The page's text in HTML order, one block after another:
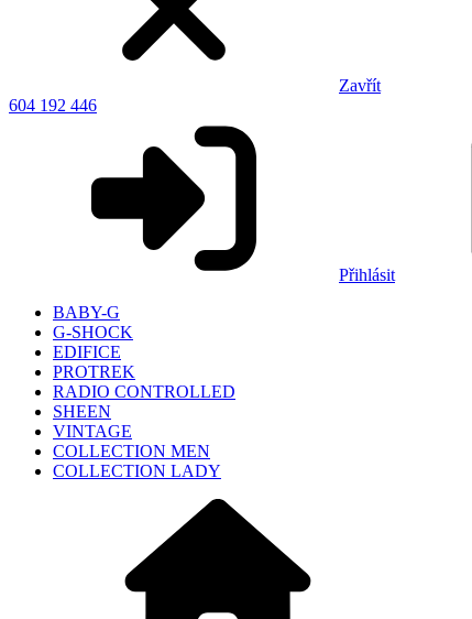
Zavřít
604 192 446
Přihlásit
BABY-G
G-SHOCK
EDIFICE
PROTREK
RADIO CONTROLLED
SHEEN
VINTAGE
COLLECTION MEN
COLLECTION LADY